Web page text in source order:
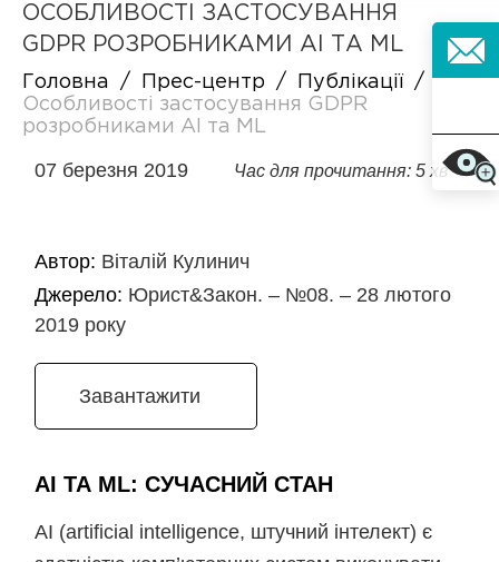
ОСОБЛИВОСТІ ЗАСТОСУВАННЯ
GDPR РОЗРОБНИКАМИ AI ТА ML
Головна / Прес-центр / Публікації
/
Особливості застосування GDPR
розробниками AI та ML
07 березня 2019 Час для прочитання: 5 хв
Автор: Віталій Кулинич
Джерело: Юрист&Закон. – №08. – 28 лютого
2019 року
Завантажити
AI ТА ML: СУЧАСНИЙ СТАН
АІ (artificial intelligence, штучний інтелект) є